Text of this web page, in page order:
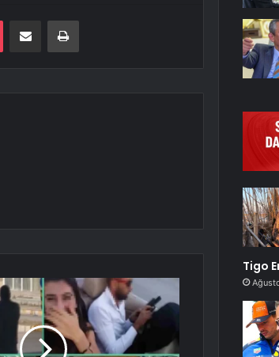
Pocket E-Posta ile paylaş Yazdır
Tigo